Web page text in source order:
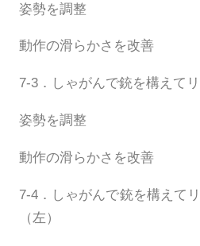
姿勢を調整
動作の滑らかさを改善
7-3．しゃがんで銃を構えて
姿勢を調整
動作の滑らかさを改善
7-4．しゃがんで銃を構えて
（左）